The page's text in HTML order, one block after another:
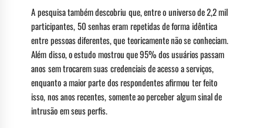
A pesquisa também descobriu que, entre o universo de 2,2 mil
participantes, 50 senhas eram repetidas de forma idêntica
entre pessoas diferentes, que teoricamente não se conheciam.
Além disso, o estudo mostrou que 95% dos usuários passam
anos sem trocarem suas credenciais de acesso a serviços,
enquanto a maior parte dos respondentes afirmou ter feito
isso, nos anos recentes, somente ao perceber algum sinal de
intrusão em seus perfis.